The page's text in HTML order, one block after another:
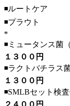
◾️ルートケ
◾️プラウ
*
◾️ミュータン
１３００円
◾️ラクトバチ
１３００円
◾️SMLB
２４００円